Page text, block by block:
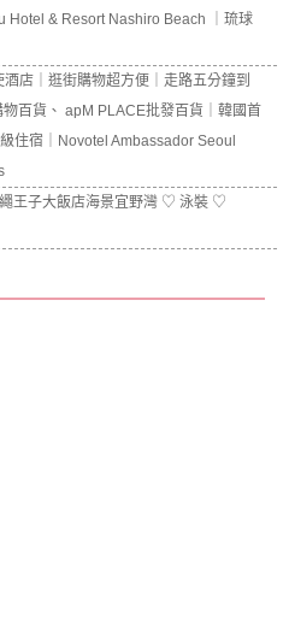
Hotel & Resort Nashiro Beach ｜琉球
店｜逛街購物超方便｜走路五分鐘到
百貨、 apM PLACE批發百貨｜韓國首
住宿｜Novotel Ambassador Seoul
繩王子大飯店海景宜野灣 ♡ 泳裝 ♡